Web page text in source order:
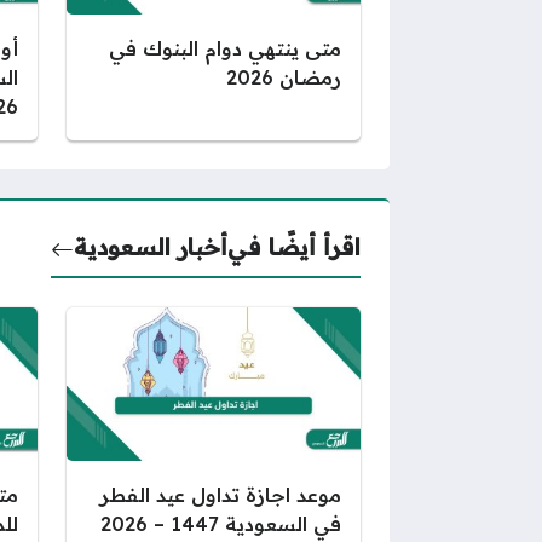
متى ينتهي دوام البنوك في
رمضان 2026
اقرأ أيضًا فيأخبار السعودية
موعد اجازة تداول عيد الفطر
في السعودية 1447 – 2026